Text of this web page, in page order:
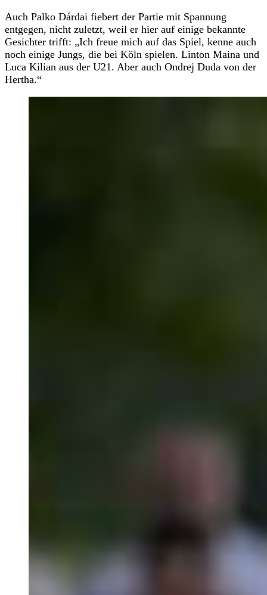
Auch Palko Dárdai fiebert der Partie mit Spannung
entgegen, nicht zuletzt, weil er hier auf einige bekannte
Gesichter trifft: „Ich freue mich auf das Spiel, kenne auch
noch einige Jungs, die bei Köln spielen. Linton Maina und
Luca Kilian aus der U21. Aber auch Ondrej Duda von der
Hertha.“